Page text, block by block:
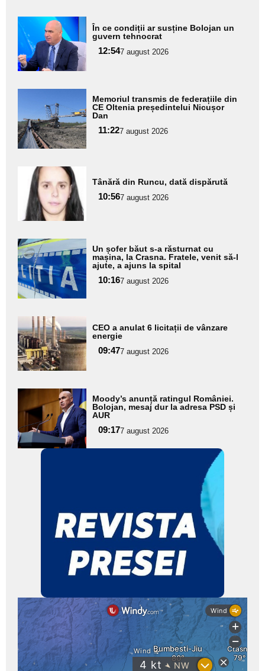
Adaugă
aici textul
pentru
subtitlu
În ce condiții ar susține Bolojan un
guvern tehnocrat
12:547 august 2026
aici textul
pentru
subtitlu
Memoriul transmis de federațiile din
CE Oltenia președintelui Nicușor
Dan
11:227 august 2026
Adaugă
aici textul
pentru
subtitlu
Tânără din Runcu, dată dispărută
10:567 august 2026
Adaugă
aici textul
pentru
subtitlu
Un șofer băut s-a răsturnat cu
mașina, la Crasna. Fratele, venit să-l
ajute, a ajuns la spital
10:167 august 2026
Adaugă
aici textul
pentru
subtitlu
CEO a anulat 6 licitații de vânzare
energie
09:477 august 2026
Adaugă
aici textul
pentru
subtitlu
Moody’s anunță ratingul României.
Bolojan, mesaj dur la adresa PSD și
AUR
09:177 august 2026